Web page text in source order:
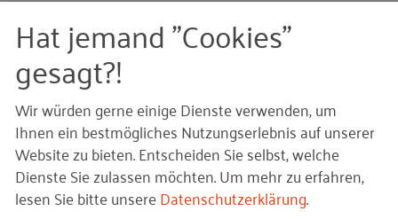
Auf Lager.
Stück (Einzelbestellung)
Gehört zu dieser Reihe/Mappe:
RKW Magazin
Hat jemand "Cookies"
gesagt?!
Wir würden gerne einige Dienste verwenden, um
Ihnen ein bestmögliches Nutzungserlebnis auf unserer
Website zu bieten. Entscheiden Sie selbst, welche
Dienste Sie zulassen möchten.Um mehr zu erfahren,
lesen Sie bitte unsereDatenschutzerklärung.